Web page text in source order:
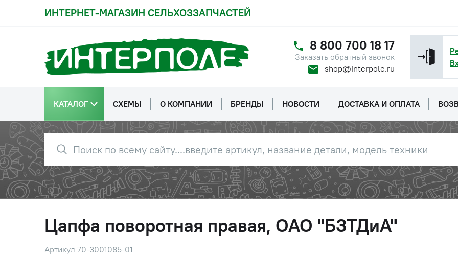
ИНТЕРНЕТ-МАГАЗИН СЕЛЬХОЗЗАПЧАСТЕЙ
8 800 700 18 17
Заказать обратный звонок
shop@interpole.ru
КАТАЛОГ СХЕМЫ О КОМПАНИИ БРЕНДЫ НОВОСТИ ДОСТАВКА И ОПЛАТА
Цапфа поворотная правая, ОАО "БЗТДиА"
Артикул 70-3001085-01